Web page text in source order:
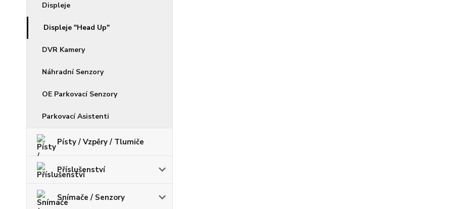
Displeje
Displeje "Head Up"
DVR Kamery
Náhradní Senzory
OE Parkovací Senzory
Parkovací Asistenti
Písty / Vzpěry / Tlumiče
Příslušenství
Snímače / Senzory